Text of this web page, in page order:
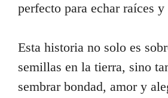
perfecto para echar raíces
Esta historia no solo es
semillas en la tierra, sino
sembrar bondad, amor y